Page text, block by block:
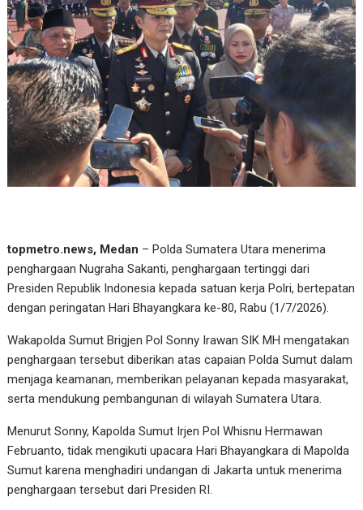
topmetro.news, Medan – Polda Sumatera Utara menerima
penghargaan Nugraha Sakanti, penghargaan tertinggi dari
Presiden Republik Indonesia kepada satuan kerja Polri, bertepatan
dengan peringatan Hari Bhayangkara ke-80, Rabu (1/7/2026).
Wakapolda Sumut Brigjen Pol Sonny Irawan SIK MH mengatakan
penghargaan tersebut diberikan atas capaian Polda Sumut dalam
menjaga keamanan, memberikan pelayanan kepada masyarakat,
serta mendukung pembangunan di wilayah Sumatera Utara.
Menurut Sonny, Kapolda Sumut Irjen Pol Whisnu Hermawan
Februanto, tidak mengikuti upacara Hari Bhayangkara di Mapolda
Sumut karena menghadiri undangan di Jakarta untuk menerima
penghargaan tersebut dari Presiden RI.